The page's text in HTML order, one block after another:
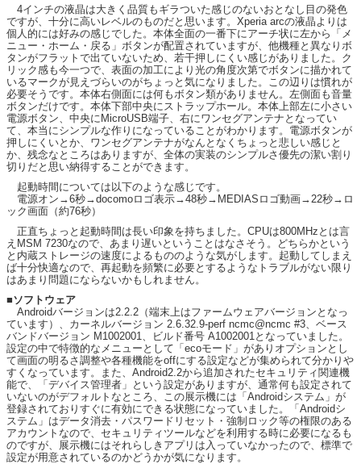
4インチの液晶は大きく品質もギラついた感じのないおとなし目の発色
ですが、十分に高いレベルのものだと思います。Xperia arcの液晶よりは
個人的には好みの感じでした。本体全面の一番下にアーチ状に左から「メ
ニュー・ホーム・戻る」ボタンが配置されていますが、他機種と異なりボ
タンがフラットで出ていないため、若干押しにくい感じがありました。ク
リック感も今一つで、表面の加工により光の角度次第でボタンに描かれて
いるマークが見えづらいのがちょっと気になりました。この辺りは慣れが
必要そうです。本体右側面には何もボタン類がありません。左側面も音量
ボタンだけです。本体下部中央にストラップホール。本体上部左に小さい
電源ボタン、中央にMicroUSB端子、右にワンセグアンテナとなってい
て、本当にシンプルな作りになっていることがわかります。電源ボタンが
押しにくいとか、ワンセグアンテナがなんとなくちょっと悲しい感じと
か、残念なところはありますが、全体の実装のシンプルさ優先の潔い割り
切りだと思い納得することができます。
起動時間については以下のような感じです。
電源オン→6秒→docomoロゴ表示→48秒→MEDIASロゴ動画→22秒→ロ
ック画面（約76秒）
正直ちょっと起動時間は長い印象を持ちました。CPUは800MHzとは言
えMSM 7230なので、あまり遅いということはなさそう。どちらかという
と内蔵ストレージの速度によるもののような気がします。起動してしまえ
ば十分快適なので、再起動を頻繁に必要とするようなトラブルがない限り
はあまり問題にならないかもしれません。
■ソフトウェア
Androidバージョンは2.2.2（端末上はファームウェアバージョンとなっ
ています）、カーネルバージョン 2.6.32.9-perf ncmc@ncmc #3、ベース
バンドバージョン M1002001、ビルド番号 A1002001となっていました。
設定の中で特徴的なメニューとして「ecoモード」がありオプションとし
て画面の明るさ調整や各種機能をoffにする設定などが集められて分かりや
すくなっています。また、Android2.2から追加されたセキュリティ関連機
能で、「デバイス管理者」という設定がありますが、通常何も設定されて
いないのがデフォルトなところ、この展示機には「Androidシステム」が
登録されておりすぐに有効にできる状態になっていました。「Androidシ
ステム」はデータ消去・パスワードリセット・強制ロック等の権限のある
アカウントなので、セキュリティツールなどを利用する時に必要になるも
のですが、展示機にはそれらしきアプリは入っていなかったので、標準で
設定が用意されているのかどうかが気になります。